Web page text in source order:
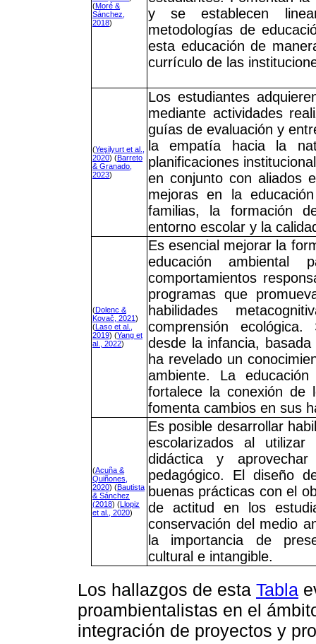
(Moré &
Sánchez,
2018)
y se establecen
metodologías de
esta educación de
currículo de las
(Yeşilyurt et al.,
2020) (Barreto
& Granado,
2023)
Los estudiantes
mediante actividades
guías de evaluación y
la empatía hacia la
planificaciones
en conjunto con aliados
mejoras en la
familias, la formación
entorno escolar y la
(Dolenc &
Kovač, 2021)
(Laso et al.,
2019) (Yang et
al., 2022)
Es esencial mejorar la
educación ambiental
comportamientos
programas que
habilidades
comprensión
desde la infancia,
ha revelado un
ambiente. La
fortalece la conexión de
fomenta cambios en sus
(Acuña &
Quiñones,
2020) (Bautista
& Sánchez
(2018) (Llopiz
et al., 2020)
Es posible desarrollar
escolarizados al
didáctica y
pedagógico. El diseño
buenas prácticas con el
de actitud en los
conservación del medio
la importancia de
cultural e intangible.
Los hallazgos de esta Tabla
proambientalistas en el
integración de proyectos y